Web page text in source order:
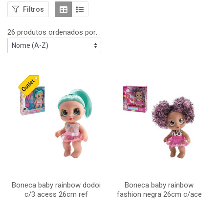
Filtros
26 produtos ordenados por:
Boneca baby rainbow dodoi
c/3 acess 26cm ref
Boneca baby rainbow
fashion negra 26cm c/ace